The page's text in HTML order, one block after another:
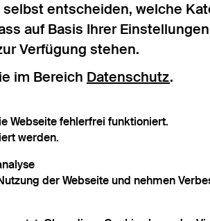
entscheiden, welche
auf Basis Ihrer
Verfügung stehen.
im Bereich Datenschutz.
Webseite fehlerfrei funktioniert.
werden.
der Webseite und nehmen